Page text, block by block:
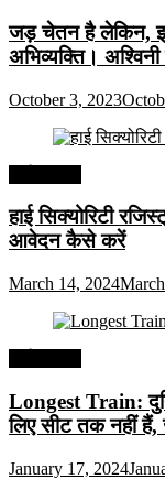
जड़ चेतन है लेकिन,
अभिव्यक्ति। अश्विनी
October 3, 2023
हाई सिक्योरिटी
आवेदन कैसे करें
March 14, 2024
Longest Train:
लिए सीट तक ​​नहीं
January 17, 2024